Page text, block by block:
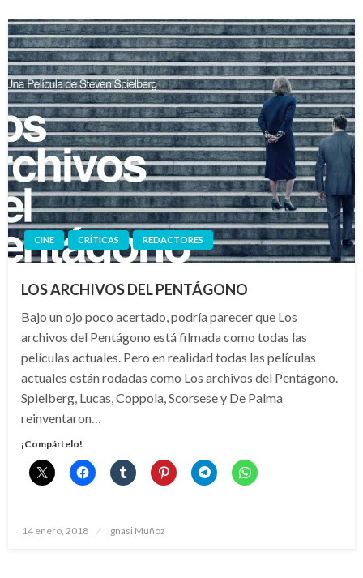
CINE CRÍTICAS REDACTORES
LOS ARCHIVOS DEL PENTÁGONO
Bajo un ojo poco acertado, podría parecer que Los
archivos del Pentágono está filmada como todas las
películas actuales. Pero en realidad todas las películas
actuales están rodadas como Los archivos del Pentágono.
Spielberg, Lucas, Coppola, Scorsese y De Palma
reinventaron…
¡Compártelo!
Publicado
14 enero, 2018 Ignasi Muñoz